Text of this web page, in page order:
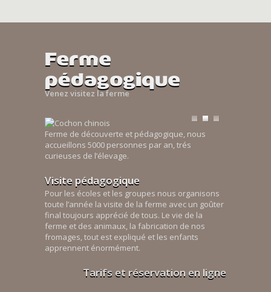
Ferme
pédagogique
Venez visitez la ferme
Ferme de découverte et pédagogique, nous
accueillons 5000 personnes par an, trés
curieuses de l’élevage.
Visite pédagogique
Pour les écoles et les groupes nous organisons
toute l’année la visite de la ferme avec un goûter
final toujours apprécié de tous. Le vie de la
ferme et des animaux, la fabrication de nos
fromages, tout est expliqué et les enfants
apprennent énormément.
Tarifs et réservation en ligne